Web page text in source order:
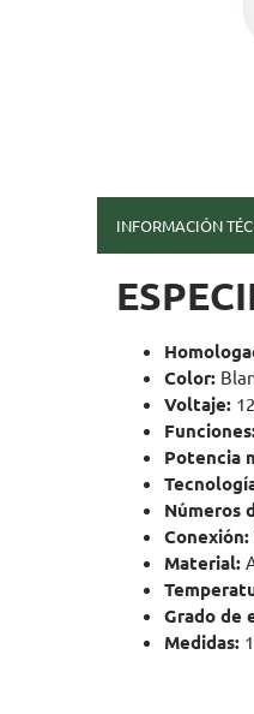
INFORMACIÓN
Color:
Voltaje:
Potencia
Números
Conexión:
Material:
Grado de
Medidas: